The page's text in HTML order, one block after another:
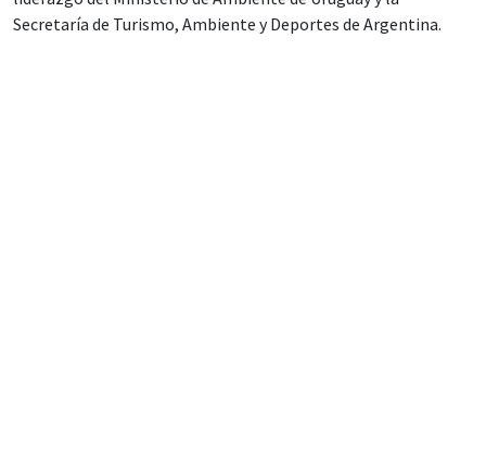
Secretaría de Turismo, Ambiente y Deportes de Argentina.